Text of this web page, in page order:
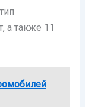
а также 11